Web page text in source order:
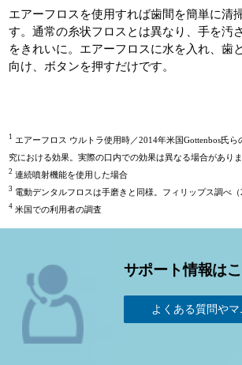
エアーフロスを使用すれば歯間を簡単に清
す。通常の糸状フロスとは異なり、手を汚
をきれいに。エアーフロスに水を入れ、歯
向け、ボタンを押すだけです。
1 エアーフロス ウルトラ使用時／2014年米国Gottenbos氏
究における効果。実際の口内での効果は異なる場合がありま
2 連続噴射機能を使用した場合
3 電動デンタルフロスは手磨きと同様。フィリップス調べ（
4 米国での利用者の調査
サポート情報は
よくある質問や